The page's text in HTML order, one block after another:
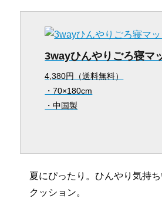
3wayひんやりごろ寝マ
4,380円（送料無料）
・70×180cm
・中国製
夏にぴったり。ひんやり気持
クッション。